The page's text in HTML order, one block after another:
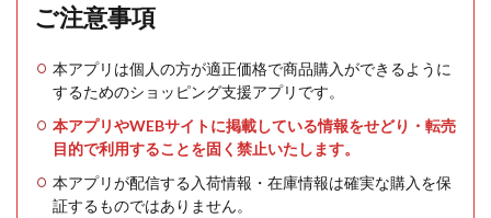
ご注意事項
本アプリは個人の方が適正価格で商品購入ができるように
するためのショッピング支援アプリです。
本アプリやWEBサイトに掲載している情報をせどり・転売
目的で利用することを固く禁止いたします。
本アプリが配信する入荷情報・在庫情報は確実な購入を保
証するものではありません。